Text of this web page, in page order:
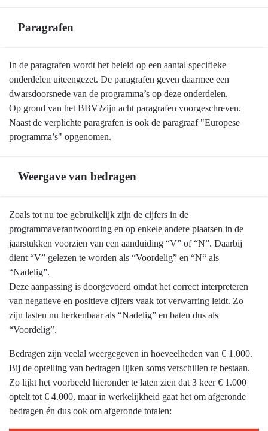
Paragrafen
Terug
naar
navigatie
Leeswijzer
In de paragrafen wordt het beleid op een aantal specifieke
onderdelen uiteengezet. De paragrafen geven daarmee een
dwarsdoorsnede van de programma’s op deze onderdelen.
Op grond van het BBV?zijn acht paragrafen voorgeschreven.
Naast de verplichte paragrafen is ook de paragraaf "Europese
programma’s" opgenomen.
Weergave van bedragen
Terug
naar
navigatie
Leeswijzer
Weergave
van
bedragen
Zoals tot nu toe gebruikelijk zijn de cijfers in de
programmaverantwoording en op enkele andere plaatsen in de
jaarstukken voorzien van een aanduiding “V” of “N”. Daarbij
dient “V” gelezen te worden als “Voordelig” en “N“ als
“Nadelig”.
Deze aanpassing is doorgevoerd omdat het correct interpreteren
van negatieve en positieve cijfers vaak tot verwarring leidt. Zo
zijn lasten nu herkenbaar als “Nadelig” en baten dus als
“Voordelig”.
Bedragen zijn veelal weergegeven in hoeveelheden van € 1.000.
Bij de optelling van bedragen lijken soms verschillen te bestaan.
Zo lijkt het voorbeeld hieronder te laten zien dat 3 keer € 1.000
optelt tot € 4.000, maar in werkelijkheid gaat het om afgeronde
bedragen én dus ook om afgeronde totalen: